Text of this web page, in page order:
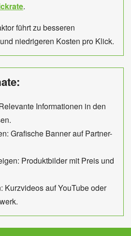
.
führt zu besseren
niedrigeren Kosten pro Klick.
Informationen in den
Grafische Banner auf Partner-
Produktbilder mit Preis und
Kurzvideos auf YouTube oder